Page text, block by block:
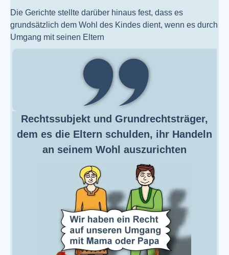
Die Gerichte stellte darüber hinaus fest, dass es
grundsätzlich dem Wohl des Kindes dient, wenn es durch
Umgang mit seinen Eltern
Rechtssubjekt und Grundrechtsträger,
dem es die Eltern schulden, ihr Handeln
an seinem Wohl auszurichten